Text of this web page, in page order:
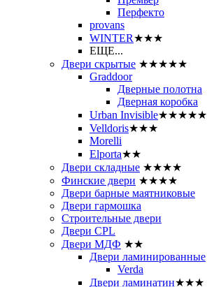
Перфекто
provans
WINTER★★★
ЕЩЕ...
Двери скрытые ★★★★★
Graddoor
Дверные полотна
Дверная коробка
Urban Invisible★★★★★
Velldoris★★★
Morelli
Elporta★★
Двери складные ★★★★
Финские двери ★★★★
Двери барные маятниковые
Двери гармошка
Строительные двери
Двери CРL
Двери МДФ ★★
Двери ламинированные
Verda
Двери ламинатин★★★